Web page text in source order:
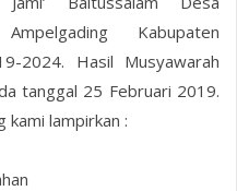
Kabupaten
2024. Hasil Musyawarah
tanggal 25 Februari 2019.
kami lampirkan :